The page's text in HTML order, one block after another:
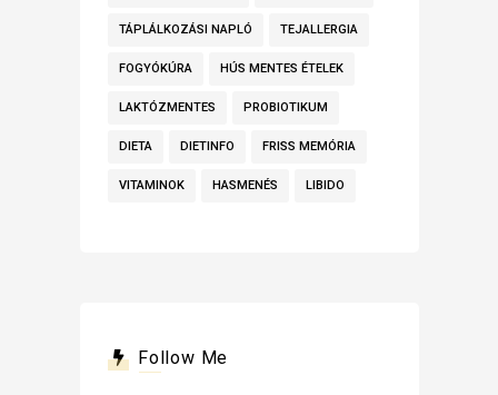
TÁPLÁLKOZÁSI NAPLÓ TEJALLERGIA
FOGYÓKÚRA HÚS MENTES ÉTELEK
LAKTÓZMENTES PROBIOTIKUM
DIETA DIETINFO FRISS MEMÓRIA
VITAMINOK HASMENÉS LIBIDO
Follow Me